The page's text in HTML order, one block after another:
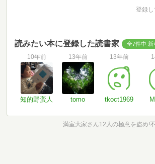
登録
読みたい本に登録した読書家 全7件中 新
10年前
知的野蛮人
13年前
tomo
13年前
tkoct1969
満室大家さん12人の極意を盗め!